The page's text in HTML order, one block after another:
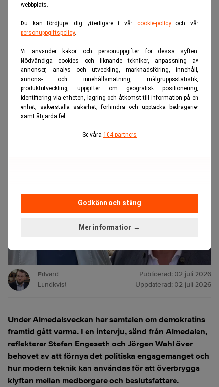
webbplats.
Du kan fördjupa dig ytterligare i vår cookie-policyoch vår
personuppgiftspolicy.
Vi använder kakor och personuppgifter för dessa syften:
Nödvändiga cookies och liknande tekniker, anpassning av
annonser, analys och utveckling, marknadsföring, innehåll,
annons- och innehållsmätning, målgruppsstatistik,
produktutveckling, uppgifter om geografisk positionering,
identifiering via enheten, lagring och åtkomst till information på en
enhet, säkerställa säkerhet, förhindra och upptäcka bedrägerier
samt åtgärda fel.
Se våra 104 partners
Mer information →
Godkänn och stäng
Realtid.se Realtid TV
”Använd tekniken för att skapa ett
Almedalen året runt”
Edvard
Lundkvist
Publicerad: 02 juli 2026
Uppdaterad: 02 juli 2026
Under Almedalsveckan har samtalen om demokratins
framtid gått varma. I en intervju, sänd från Almedalen,
reflekterar Stefan Engeseth och Jörgen Wahl över
behovet av att förnya det politiska engagemanget och
hur modern teknik kan användas för att överbrygga
klyftan mellan medborgare och beslutsfattare.